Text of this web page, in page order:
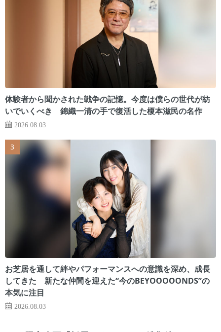
体験者から聞かされた戦争の記憶。今度は僕らの世代が紡
いでいくべき 錦織一清の手で復活した榎本滋民の名作
2026.08.03
お芝居を通して絆やパフォーマンスへの意識を深め、成長
してきた 新たな仲間を迎えた“今のBEYOOOOONDS”の
本気に注目
2026.08.03